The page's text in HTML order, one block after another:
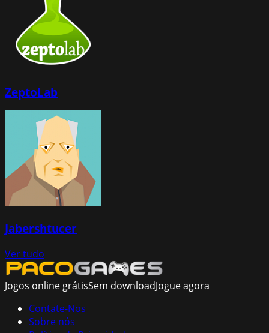
ZeptoLab
Jabershtucer
Ver tudo
Jogos online grátisSem downloadJogue agora
Contate-Nos
Sobre nós